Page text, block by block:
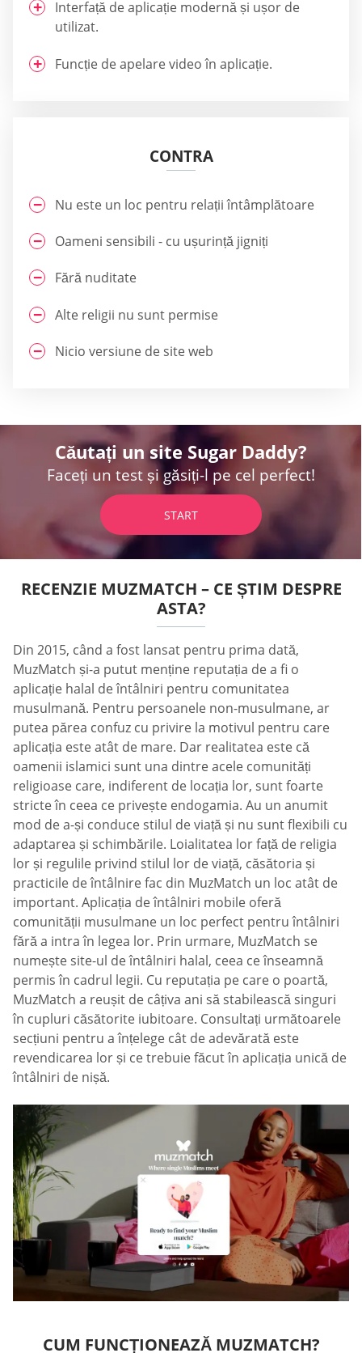
Interfață de aplicație modernă și ușor de
utilizat.
Funcție de apelare video în aplicație.
CONTRA
Nu este un loc pentru relații întâmplătoare
Oameni sensibili - cu ușurință jigniți
Fără nuditate
Alte religii nu sunt permise
Nicio versiune de site web
Căutați un site Sugar Daddy?
Faceți un test și găsiți-l pe cel perfect!
START
RECENZIE MUZMATCH – CE ȘTIM DESPRE
ASTA?
Din 2015, când a fost lansat pentru prima dată,
MuzMatch și-a putut menține reputația de a fi o
aplicație halal de întâlniri pentru comunitatea
musulmană. Pentru persoanele non-musulmane, ar
putea părea confuz cu privire la motivul pentru care
aplicația este atât de mare. Dar realitatea este că
oamenii islamici sunt una dintre acele comunități
religioase care, indiferent de locația lor, sunt foarte
stricte în ceea ce privește endogamia. Au un anumit
mod de a-și conduce stilul de viață și nu sunt flexibili cu
adaptarea și schimbările. Loialitatea lor față de religia
lor și regulile privind stilul lor de viață, căsătoria și
practicile de întâlnire fac din MuzMatch un loc atât de
important. Aplicația de întâlniri mobile oferă
comunității musulmane un loc perfect pentru întâlniri
fără a intra în legea lor. Prin urmare, MuzMatch se
numește site-ul de întâlniri halal, ceea ce înseamnă
permis în cadrul legii. Cu reputația pe care o poartă,
MuzMatch a reușit de câțiva ani să stabilească singuri
în cupluri căsătorite iubitoare. Consultați următoarele
secțiuni pentru a înțelege cât de adevărată este
revendicarea lor și ce trebuie făcut în aplicația unică de
întâlniri de nișă.
CUM FUNCȚIONEAZĂ MUZMATCH?